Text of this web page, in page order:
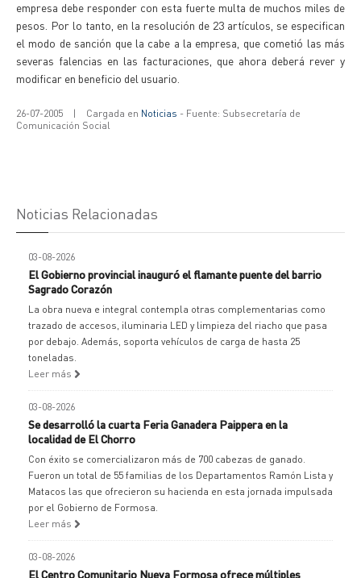
empresa debe responder con esta fuerte multa de muchos miles de
pesos. Por lo tanto, en la resolución de 23 artículos, se especifican
el modo de sanción que la cabe a la empresa, que cometió las más
severas falencias en las facturaciones, que ahora deberá rever y
modificar en beneficio del usuario.
26-07-2005 | Cargada en Noticias - Fuente: Subsecretaría de
Comunicación Social
Noticias Relacionadas
03-08-2026
El Gobierno provincial inauguró el flamante puente del barrio
Sagrado Corazón
La obra nueva e integral contempla otras complementarias como
trazado de accesos, iluminaria LED y limpieza del riacho que pasa
por debajo. Además, soporta vehículos de carga de hasta 25
toneladas.
Leer más
03-08-2026
Se desarrolló la cuarta Feria Ganadera Paippera en la
localidad de El Chorro
Con éxito se comercializaron más de 700 cabezas de ganado.
Fueron un total de 55 familias de los Departamentos Ramón Lista y
Matacos las que ofrecieron su hacienda en esta jornada impulsada
por el Gobierno de Formosa.
Leer más
03-08-2026
El Centro Comunitario Nueva Formosa ofrece múltiples